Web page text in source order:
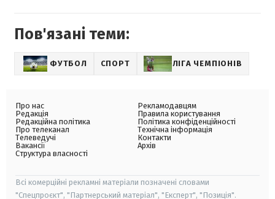
Пов'язані теми:
ФУТБОЛ СПОРТ ЛІГА ЧЕМПІОНІВ
Про нас
Редакція
Редакційна політика
Про телеканал
Телеведучі
Вакансії
Структура власності
Рекламодавцям
Правила користування
Політика конфіденційності
Технічна інформація
Контакти
Архів
Всі комерційні рекламні матеріали позначені словами
"Спецпроєкт", "Партнерський матеріал", "Експерт", "Позиція".